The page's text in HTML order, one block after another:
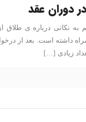
دوران عقد
به نکاتی درباره ی
داشته است. بعد از
زیادی […]